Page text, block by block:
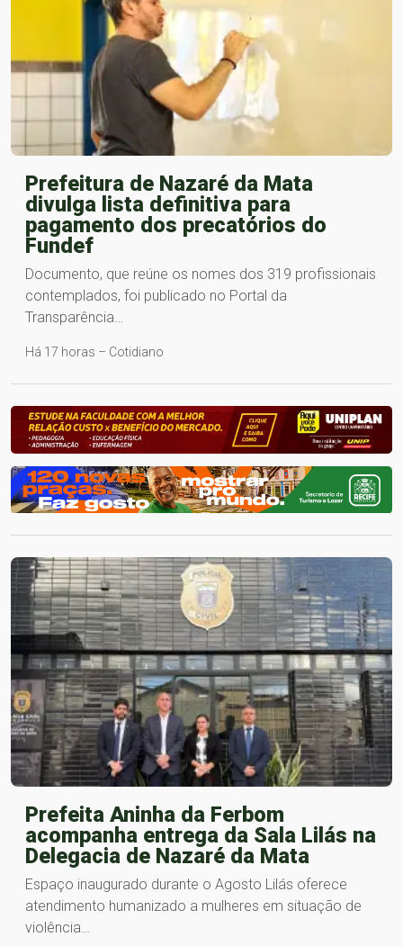
Prefeitura de Nazaré da Mata
divulga lista definitiva para
pagamento dos precatórios do
Fundef
Documento, que reúne os nomes dos 319 profissionais
contemplados, foi publicado no Portal da
Transparência…
Há 17 horas – Cotidiano
Prefeita Aninha da Ferbom
acompanha entrega da Sala Lilás na
Delegacia de Nazaré da Mata
Espaço inaugurado durante o Agosto Lilás oferece
atendimento humanizado a mulheres em situação de
violência…